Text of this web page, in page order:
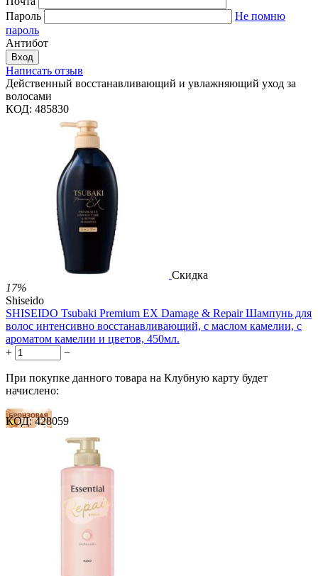
Пароль
Не помню
пароль
Антибот
Вход
Написать отзыв
Действенный восстанавливающий и увлажняющий уход за
волосами
КОД: 485830
Скидка
17%
Shiseido
SHISEIDO Tsubaki Premium EX Damage & Repair Шампунь для
волос интенсивно восстанавливающий, с маслом камелии, с
ароматом камелии и цветов, 450мл.
+
−
При покупке данного товара на Клубную карту будет
начислено:
23 балла
38 баллов
1 578.00 Р
за 1.00 мл
КОД: 428059